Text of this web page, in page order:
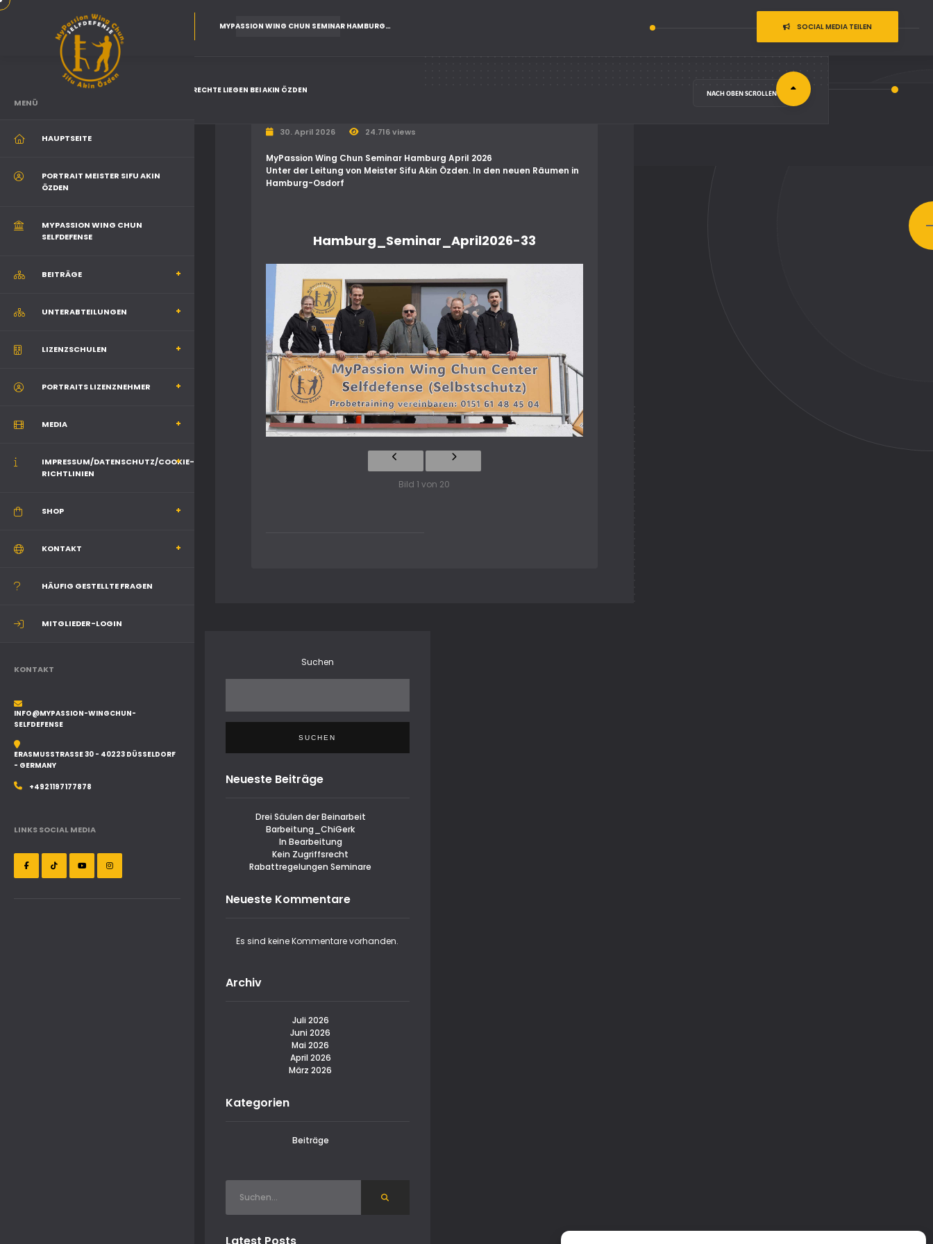
MYPASSION WING CHUN SEMINAR HAMBURG… SOCIAL MEDIA TEILEN
MENÜ
HAUPTSEITE
PORTRAIT MEISTER SIFU AKIN
ÖZDEN
MYPASSION WING CHUN
SELFDEFENSE
BEITRÄGE
UNTERABTEILUNGEN
LIZENZSCHULEN
PORTRAITS LIZENZNEHMER
MEDIA
IMPRESSUM/DATENSCHUTZ/COOKIE-
RICHTLINIEN
SHOP
KONTAKT
HÄUFIG GESTELLTE FRAGEN
MITGLIEDER-LOGIN
KONTAKT
INFO@MYPASSION-WINGCHUN-
SELFDEFENSE
ERASMUSSTRASSE 30 - 40223 DÜSSELDORF -
GERMANY
+4921197177878
LINKS SOCIAL MEDIA
30. April 2026 24.716 views
MyPassion Wing Chun Seminar Hamburg April 2026
Unter der Leitung von Meister Sifu Akin Özden. In den neuen Räumen in
Hamburg-Osdorf
Hamburg_Seminar_April2026-33
Bild 1 von 20
Suchen
SUCHEN
Neueste Beiträge
Drei Säulen der Beinarbeit
Barbeitung_ChiGerk
In Bearbeitung
Kein Zugriffsrecht
Rabattregelungen Seminare
Neueste Kommentare
Es sind keine Kommentare vorhanden.
Archiv
Juli 2026
Juni 2026
Mai 2026
April 2026
März 2026
Kategorien
Beiträge
Latest Posts
© MYPASSION WING CHUN / ALLE RECHTE LIEGEN BEI AKIN ÖZDEN NACH OBEN SCROLLEN